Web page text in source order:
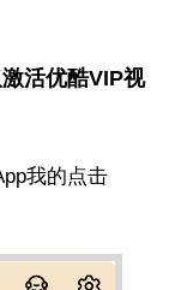
活优酷VIP视
我的点击